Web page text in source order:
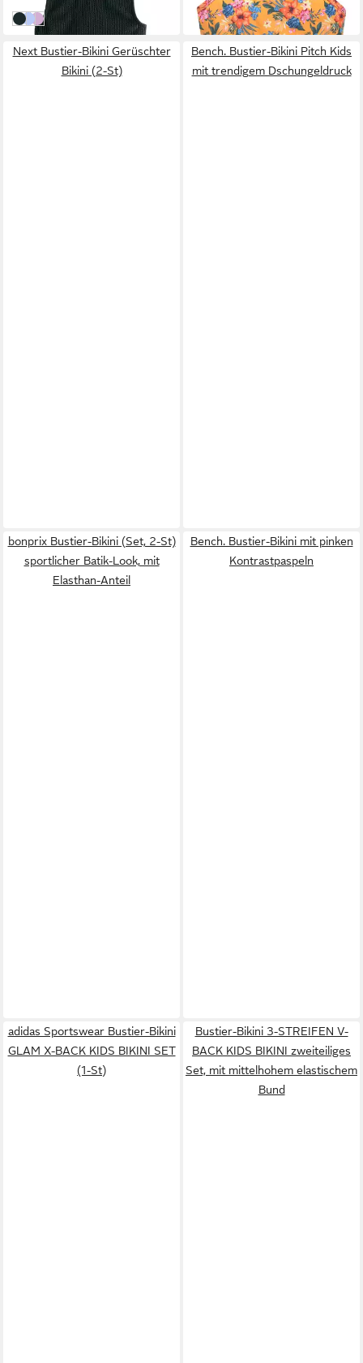
in 2-3 Werktagen bei dir
Black Crinkle
Navy Blue Cherry Stripe Crinkle
Lilac Purple Hibiscus Crinkle
in 1-2 Werktagen bei dir
Next Bustier-Bikini Gerüschter
Bikini (2-St)
Bench. Bustier-Bikini Pitch Kids
mit trendigem Dschungeldruck
bonprix Bustier-Bikini (Set, 2-St)
sportlicher Batik-Look, mit
Elasthan-Anteil
Bench. Bustier-Bikini mit pinken
Kontrastpaspeln
adidas Sportswear Bustier-Bikini
GLAM X-BACK KIDS BIKINI SET
(1-St)
Bustier-Bikini 3-STREIFEN V-
BACK KIDS BIKINI zweiteiliges
Set, mit mittelhohem elastischem
Bund